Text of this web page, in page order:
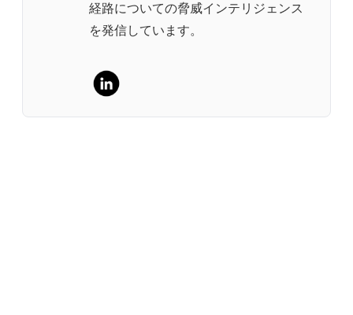
経路についての脅威インテリジェンス
を発信しています。